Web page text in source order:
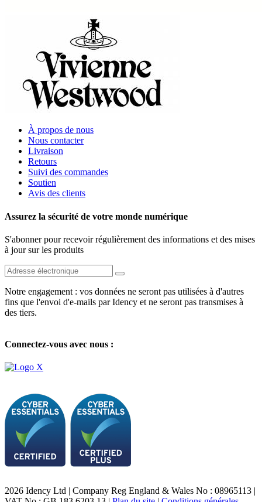
À propos de nous
Nous contacter
Livraison
Retours
Suivi des commandes
Soutien
Avis des clients
Assurez la sécurité de votre monde numérique
S'abonner pour recevoir régulièrement des informations et des mises
à jour sur les produits
Notre engagement : vos données ne seront pas utilisées à d'autres
fins que l'envoi d'e-mails par Idency et ne seront pas transmises à
des tiers.
Connectez-vous avec nous :
2026 Idency Ltd | Company Reg England & Wales No : 08965113 |